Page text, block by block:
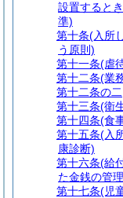
設置すると
準)
第十条(入所
う原則)
第十一条(虐
第十二条(業
第十二条の二
第十三条(衛
第十四条(食
第十五条(入
康診断)
第十六条(給
た金銭の管
第十七条(児